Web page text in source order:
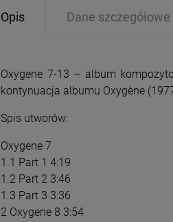
Opis Dane szczegółowe
Oxygene 7-13 – album
kontynuacja albumu Oxygène
Spis utworów:
Oxygene 7
1.1 Part 1 4:19
1.2 Part 2 3:46
1.3 Part 3 3:36
2 Oxygene 8 3:54